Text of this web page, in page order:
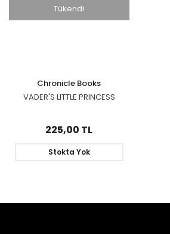
Tükendi
Chronicle Books
VADER'S LITTLE PRINCESS
225,00 TL
Stokta Yok